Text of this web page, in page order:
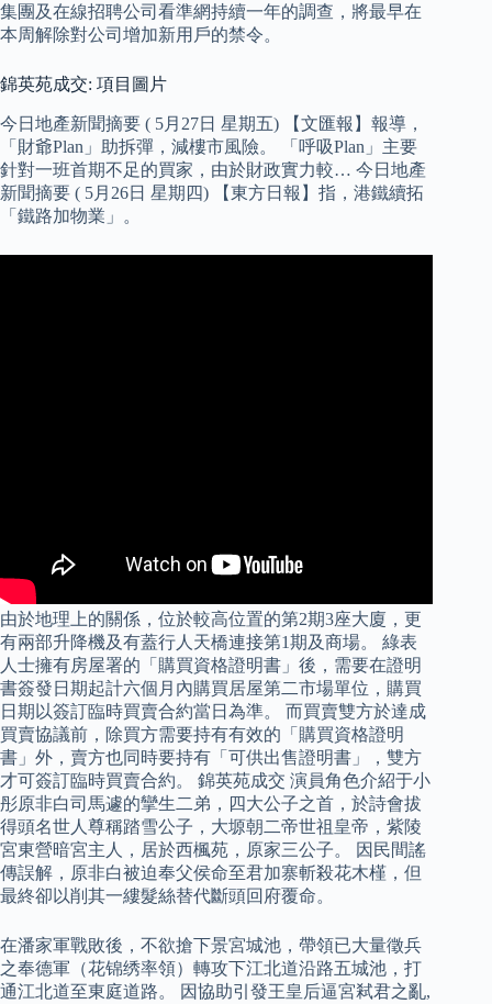
集團及在線招聘公司看準網持續一年的調查，將最早在
本周解除對公司增加新用戶的禁令。
錦英苑成交: 項目圖片
今日地產新聞摘要 ( 5月27日 星期五) 【文匯報】報導，
「財爺Plan」助拆彈，減樓市風險。 「呼吸Plan」主要
針對一班首期不足的買家，由於財政實力較… 今日地產
新聞摘要 ( 5月26日 星期四) 【東方日報】指，港鐵續拓
「鐵路加物業」。
由於地理上的關係，位於較高位置的第2期3座大廈，更
有兩部升降機及有蓋行人天橋連接第1期及商場。 綠表
人士擁有房屋署的「購買資格證明書」後，需要在證明
書簽發日期起計六個月內購買居屋第二市場單位，購買
日期以簽訂臨時買賣合約當日為準。 而買賣雙方於達成
買賣協議前，除買方需要持有有效的「購買資格證明
書」外，賣方也同時要持有「可供出售證明書」，雙方
才可簽訂臨時買賣合約。 錦英苑成交 演員角色介紹于小
彤原非白司馬遽的攣生二弟，四大公子之首，於詩會拔
得頭名世人尊稱踏雪公子，大塬朝二帝世祖皇帝，紫陵
宮東營暗宮主人，居於西楓苑，原家三公子。 因民間謠
傳誤解，原非白被迫奉父侯命至君加寨斬殺花木槿，但
最終卻以削其一縷髮絲替代斷頭回府覆命。
在潘家軍戰敗後，不欲搶下景宮城池，帶領已大量徵兵
之奉德軍（花锦绣率領）轉攻下江北道沿路五城池，打
通江北道至東庭道路。 因協助引發王皇后逼宮弒君之亂,